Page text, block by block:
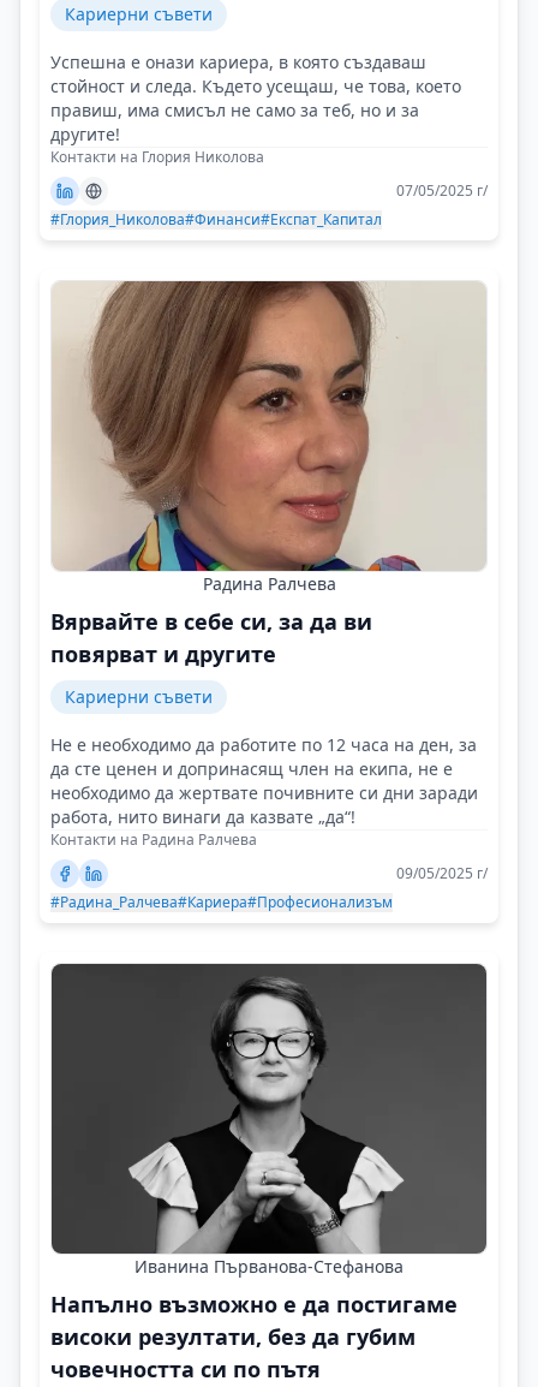
Кариерни съвети
Успешна е онази кариера, в която създаваш
стойност и следа. Където усещаш, че това, което
правиш, има смисъл не само за теб, но и за
другите!
Контакти на Глория Николова
07/05/2025 г/
#Глория_Николова#Финанси#Експат_Капитал
Радина Ралчева
Вярвайте в себе си, за да ви
повярват и другите
Кариерни съвети
Не е необходимо да работите по 12 часа на ден, за
да сте ценен и допринасящ член на екипа, не е
необходимо да жертвате почивните си дни заради
работа, нито винаги да казвате „да“!
Контакти на Радина Ралчева
09/05/2025 г/
#Радина_Ралчева#Кариера#Професионализъм
Иванина Първанова-Стефанова
Напълно възможно е да постигаме
високи резултати, без да губим
човечността си по пътя